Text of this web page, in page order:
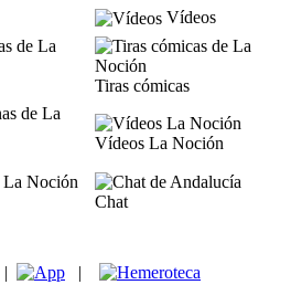
Vídeos
Tiras cómicas
Vídeos La Noción
Chat
| |